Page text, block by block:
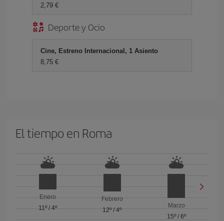
2,79 €
Deporte y Ocio
Cine, Estreno Internacional, 1 Asiento
8,75 €
El tiempo en Roma
Enero
11º/ 4º
Febrero
12º/ 4º
Marzo
15º/ 6º